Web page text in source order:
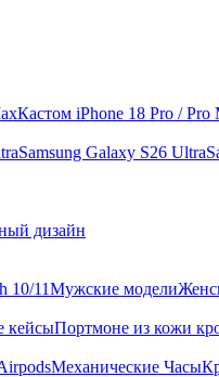
Кастом iPhone 18 Pro / Pro
Samsung Galaxy S26 Ultra
дизайн
10/11Мужские модели
кейсыПортмоне из кожи
Механические Часы